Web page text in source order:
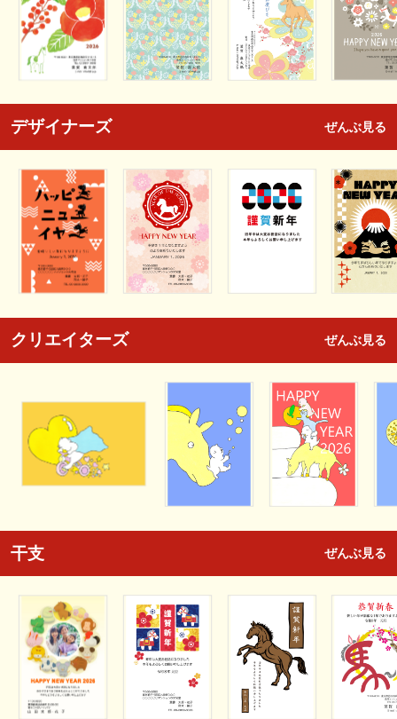
デザイナーズ ぜんぶ見る
クリエイターズ ぜんぶ見る
干支 ぜんぶ見る